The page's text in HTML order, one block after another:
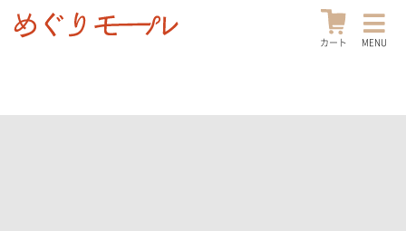
カート MENU